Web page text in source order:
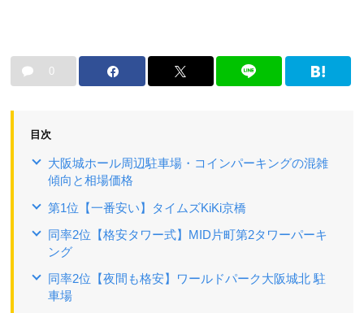
0
目次
大阪城ホール周辺駐車場・コインパーキングの混雑
傾向と相場価格
第1位【一番安い】タイムズKiKi京橋
同率2位【格安タワー式】MID片町第2タワーパーキ
ング
同率2位【夜間も格安】ワールドパーク大阪城北 駐
車場